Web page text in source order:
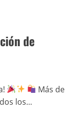
de
Más de
los...